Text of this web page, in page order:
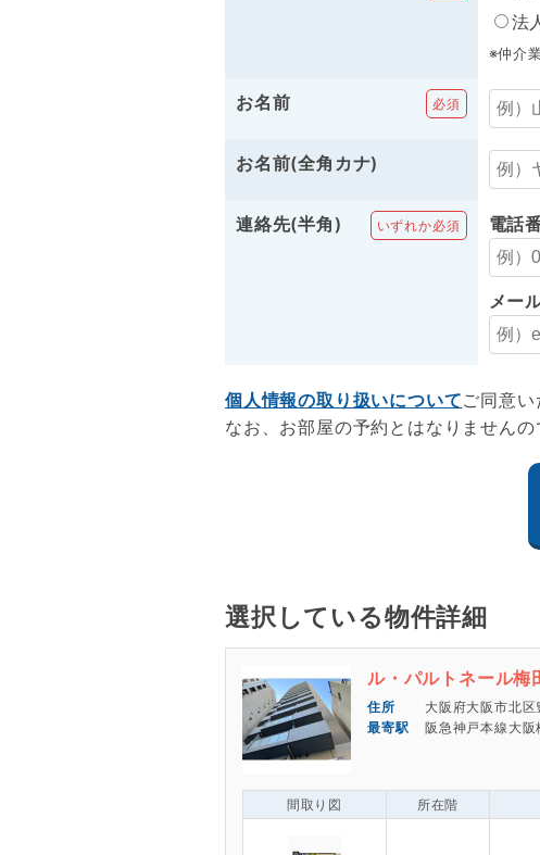
法
※仲介
お名前
お名前(全角カナ)
連絡先(半角) 電話
メー
個人情報の取り扱いについてご同意
なお、お部屋の予約とはなりませんの
選択している物件詳細
ル・パルトネール梅
大阪府大阪市北
阪急神戸本線大
間取り図 所在階